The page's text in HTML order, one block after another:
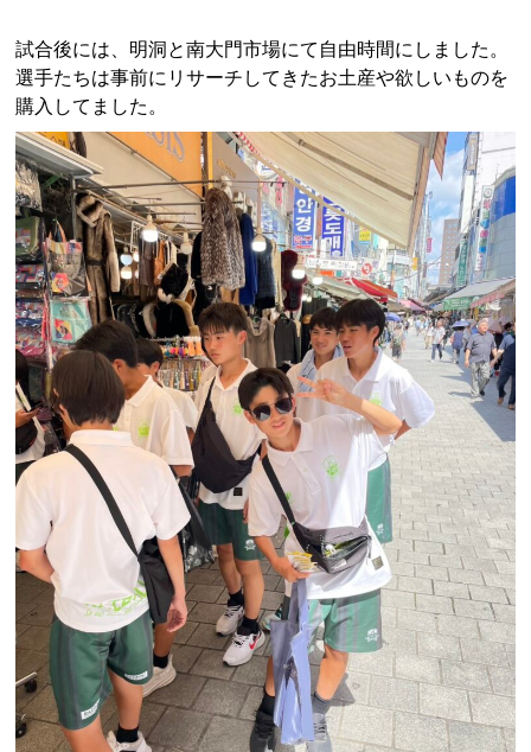
試合後には、明洞と南大門市場にて自由時間にしました。
選手たちは事前にリサーチしてきたお土産や欲しいものを
購入してました。